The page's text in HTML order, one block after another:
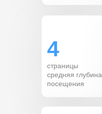
страницы
средняя глубина
посещения
4